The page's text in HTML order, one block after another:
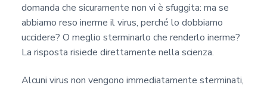
domanda che sicuramente non vi è sfuggita: ma se
abbiamo reso inerme il virus, perché lo dobbiamo
uccidere? O meglio sterminarlo che renderlo inerme?
La risposta risiede direttamente nella scienza.
Alcuni virus non vengono immediatamente sterminati,